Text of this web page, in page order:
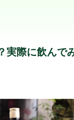
実際に飲んで